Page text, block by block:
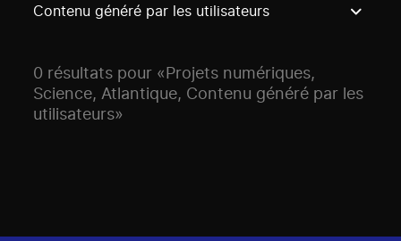
Contenu généré par les utilisateurs
0 résultats pour «Projets numériques,
Science, Atlantique, Contenu généré par les
utilisateurs»